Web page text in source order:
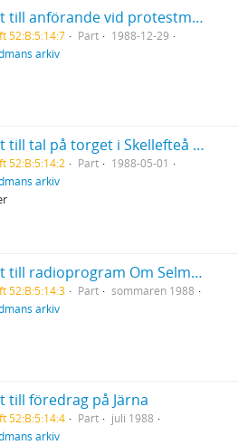
Manuskript till anförande vid protestmöte om järnvägen i Arvidsjaur
52:B:5:14:7 Part
1988-12-29
arkiv
Manuskript till tal på torget i Skellefteå för VPK
52:B:5:14:2 Part
1988-05-01
arkiv
Manuskript till radioprogram Om Selma Lagerlöf i Radions serie om svenska romaner
52:B:5:14:3 Part
sommaren 1988
arkiv
till föredrag på Järna
52:B:5:14:4 Part
juli 1988
arkiv